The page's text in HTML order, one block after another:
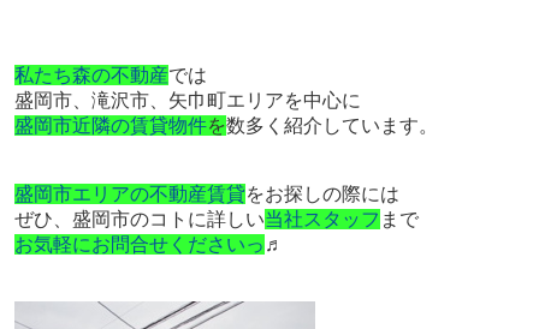
私たち森の不動産では
盛岡市、滝沢市、矢巾町エリアを中心に
盛岡市近隣の賃貸物件を数多く紹介しています。
盛岡市エリアの不動産賃貸をお探しの際には
ぜひ、盛岡市のコトに詳しい当社スタッフ まで
お気軽にお問合せくださいっ ♬